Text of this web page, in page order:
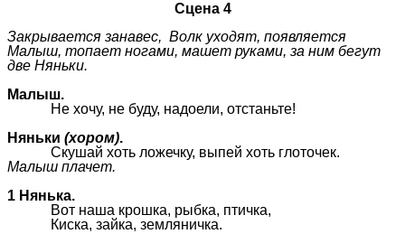
Сцена 4
Закрывается занавес, Волк уходят, появляется
Малыш, топает ногами, машет руками, за ним бегут
две Няньки.
Малыш.
Не хочу, не буду, надоели, отстаньте!
Няньки (хором).
Скушай хоть ложечку, выпей хоть глоточек.
Малыш плачет.
1 Нянька.
Вот наша крошка, рыбка, птичка,
Киска, зайка, земляничка.